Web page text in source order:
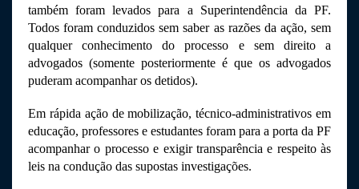
também foram levados para a Superintendência da PF.
Todos foram conduzidos sem saber as razões da ação, sem
qualquer conhecimento do processo e sem direito a
advogados (somente posteriormente é que os advogados
puderam acompanhar os detidos).
Em rápida ação de mobilização, técnico-administrativos em
educação, professores e estudantes foram para a porta da PF
acompanhar o processo e exigir transparência e respeito às
leis na condução das supostas investigações.